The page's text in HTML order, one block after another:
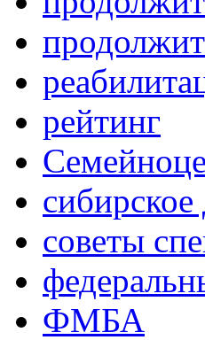
рейтинг
сибирское
советы
ФМБА